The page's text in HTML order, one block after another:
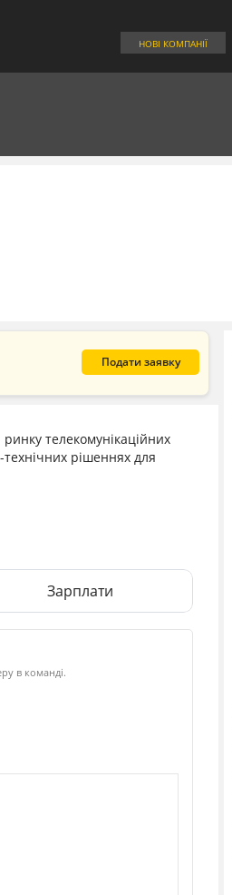
НОВІ КОМПАНІЇ
Подати заявку
телекомунікаційних
рішеннях для
Зарплати
в команді.